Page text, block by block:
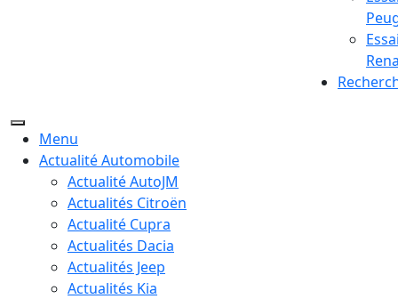
Menu
Actualité Automobile
Actualité AutoJM
Actualités Citroën
Actualité Cupra
Actualités Dacia
Actualités Jeep
Actualités Kia